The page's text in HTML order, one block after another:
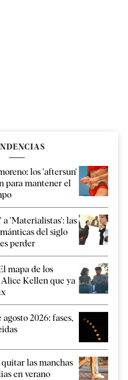
los 'aftersun'
para mantener el
a 'Materialistas': las
del siglo
perder
mapa de los
Kellen que ya
2026: fases,
quitar las manchas
en verano